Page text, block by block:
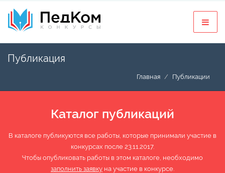
Публикация
Главная Публикации
Каталог публикаций
В каталоге публикуются все работы, которые принимали участие в
конкурсах после 23.11.2017.
Чтобы опубликовать работы в этом каталоге, необходимо
заполнить заявку на участие в конкурсе.